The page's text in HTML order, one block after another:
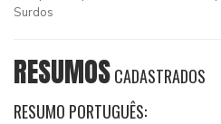
Surdos
RESUMOSCADASTRADOS
RESUMO PORTUGUÊS: